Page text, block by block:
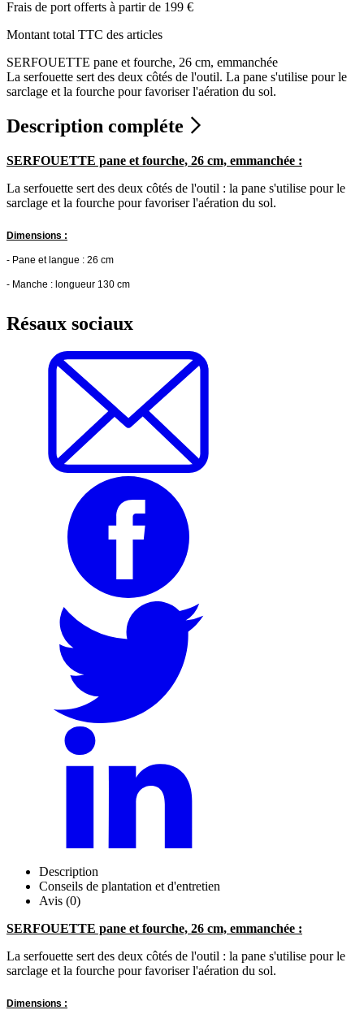
Frais de port offerts à partir de 199 €
Montant total TTC des articles
SERFOUETTE pane et fourche, 26 cm, emmanchée
La serfouette sert des deux côtés de l'outil. La pane s'utilise pour le
sarclage et la fourche pour favoriser l'aération du sol.
Description compléte
SERFOUETTE pane et fourche, 26 cm, emmanchée :
La serfouette sert des deux côtés de l'outil : la pane s'utilise pour le
sarclage et la fourche pour favoriser l'aération du sol.
Dimensions :
- Pane et langue : 26 cm
- Manche : longueur 130 cm
Résaux sociaux
Description
Conseils de plantation et d'entretien
Avis (0)
SERFOUETTE pane et fourche, 26 cm, emmanchée :
La serfouette sert des deux côtés de l'outil : la pane s'utilise pour le
sarclage et la fourche pour favoriser l'aération du sol.
Dimensions :